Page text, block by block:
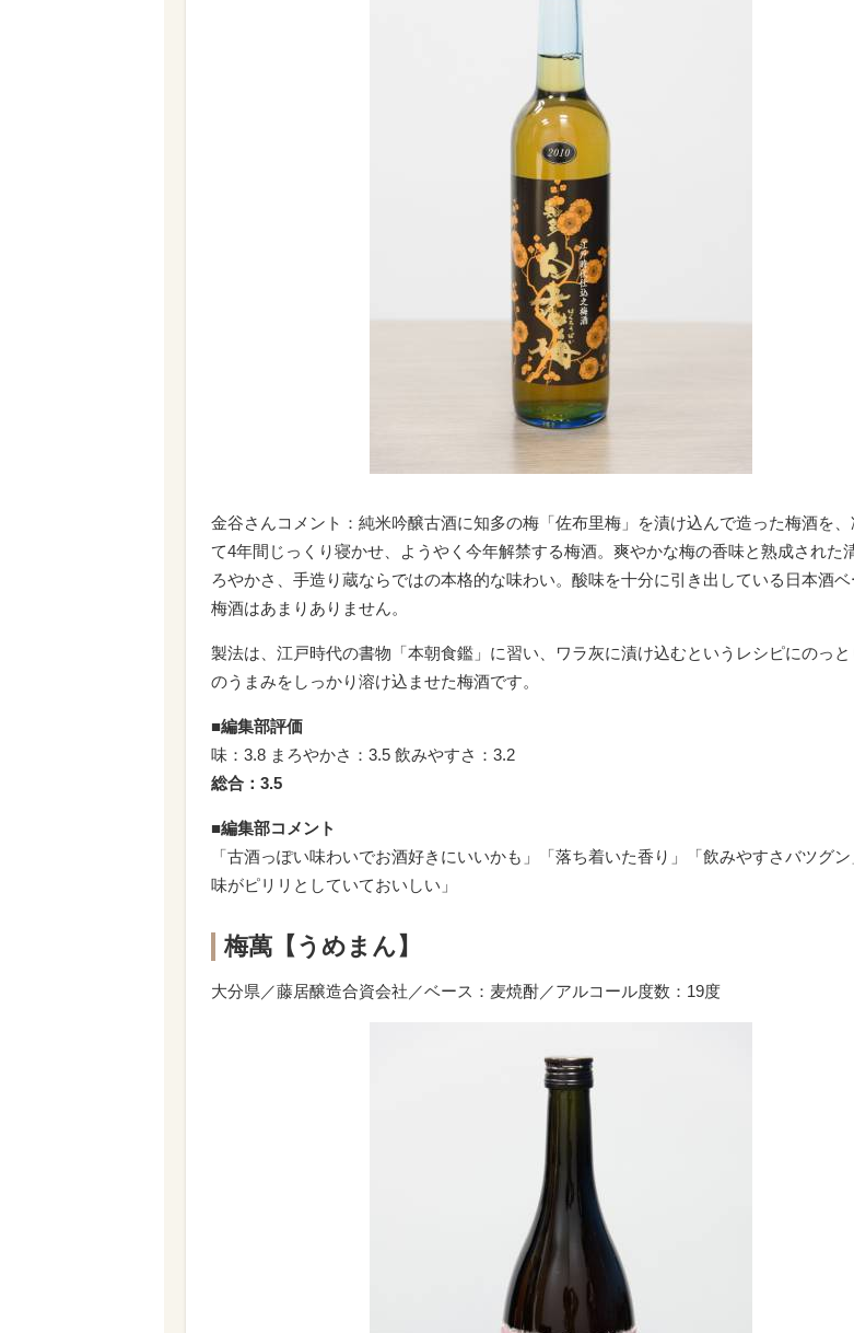
金谷さんコメント：純米吟醸古酒に知多の梅「佐布里梅」を漬け込んで造った梅酒を、
て4年間じっくり寝かせ、ようやく今年解禁する梅酒。爽やかな梅の香味と熟成された
ろやかさ、手造り蔵ならではの本格的な味わい。酸味を十分に引き出している日本酒
梅酒はあまりありません。
製法は、江戸時代の書物「本朝食鑑」に習い、ワラ灰に漬け込むというレシピにのっ
のうまみをしっかり溶け込ませた梅酒です。
■編集部評価
味：3.8 まろやかさ：3.5 飲みやすさ：3.2
総合：3.5
■編集部コメント
「古酒っぽい味わいでお酒好きにいいかも」「落ち着いた香り」「飲みやすさバツグ
味がピリリとしていておいしい」
梅萬【うめまん】
大分県／藤居醸造合資会社／ベース：麦焼酎／アルコール度数：19度